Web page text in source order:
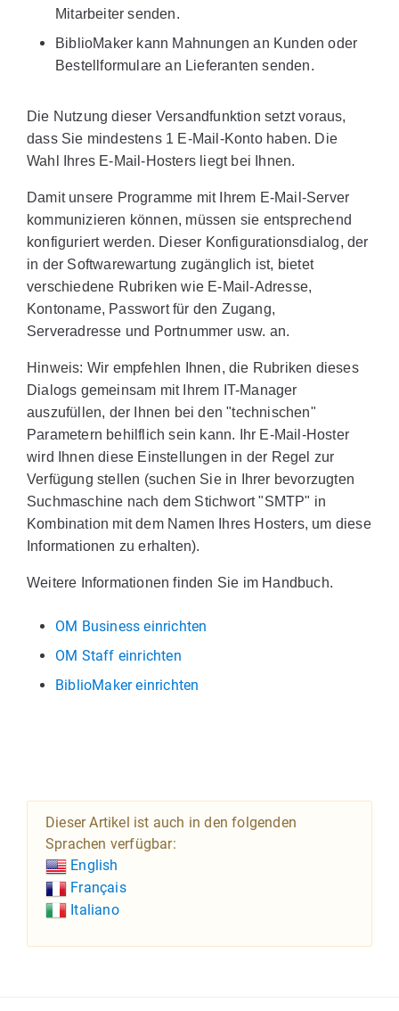
Mitarbeiter senden.
BiblioMaker kann Mahnungen an Kunden oder
Bestellformulare an Lieferanten senden.
Die Nutzung dieser Versandfunktion setzt voraus,
dass Sie mindestens 1 E-Mail-Konto haben. Die
Wahl Ihres E-Mail-Hosters liegt bei Ihnen.
Damit unsere Programme mit Ihrem E-Mail-Server
kommunizieren können, müssen sie entsprechend
konfiguriert werden. Dieser Konfigurationsdialog, der
in der Softwarewartung zugänglich ist, bietet
verschiedene Rubriken wie E-Mail-Adresse,
Kontoname, Passwort für den Zugang,
Serveradresse und Portnummer usw. an.
Hinweis: Wir empfehlen Ihnen, die Rubriken dieses
Dialogs gemeinsam mit Ihrem IT-Manager
auszufüllen, der Ihnen bei den "technischen"
Parametern behilflich sein kann. Ihr E-Mail-Hoster
wird Ihnen diese Einstellungen in der Regel zur
Verfügung stellen (suchen Sie in Ihrer bevorzugten
Suchmaschine nach dem Stichwort "SMTP" in
Kombination mit dem Namen Ihres Hosters, um diese
Informationen zu erhalten).
Weitere Informationen finden Sie im Handbuch.
OM Business einrichten
OM Staff einrichten
BiblioMaker einrichten
Dieser Artikel ist auch in den folgenden
Sprachen verfügbar:
English
Français
Italiano